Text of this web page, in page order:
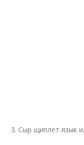
3. Сыр щиплет язык